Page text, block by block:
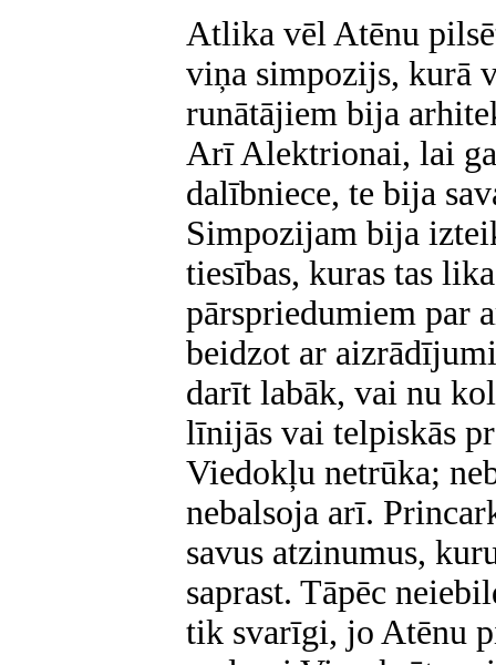
Atlika vēl Atēnu
viņa simpozijs, kurā
runātājiem bija
Arī Alektrionai, lai
dalībniece, te bija
Simpozijam bija
tiesības, kuras tas
pārspriedumiem par
beidzot ar
darīt labāk, vai nu
līnijās vai telpiskās
Viedokļu netrūka;
nebalsoja arī.
savus atzinumus,
saprast. Tāpēc
tik svarīgi, jo Atēnu